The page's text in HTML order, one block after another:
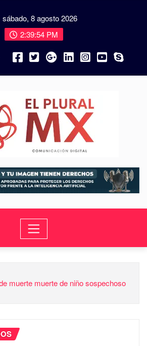
sábado, 8 agosto 2026
2:39:56 PM
muerte muerte de niño sospechoso